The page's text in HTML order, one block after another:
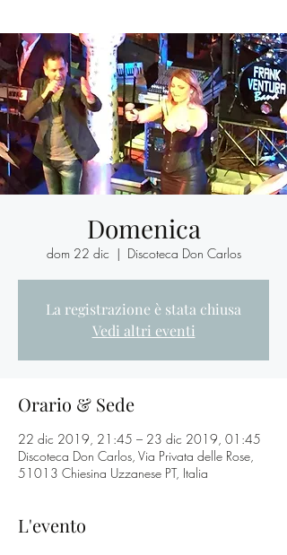
Domenica
dom 22 dic
  |
Discoteca Don Carlos
La registrazione è stata chiusa
Vedi altri eventi
Orario & Sede
22 dic 2019, 21:45 – 23 dic 2019, 01:45
Discoteca Don Carlos, Via Privata delle Rose,
51013 Chiesina Uzzanese PT, Italia
L'evento